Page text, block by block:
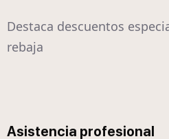
Destaca descuentos
rebaja
Asistencia profesional